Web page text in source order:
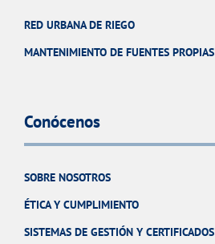
RED URBANA DE RIEGO
MANTENIMIENTO DE FUENTES PROPIAS
Conócenos
SOBRE NOSOTROS
ÉTICA Y CUMPLIMIENTO
SISTEMAS DE GESTIÓN Y CERTIFICADOS